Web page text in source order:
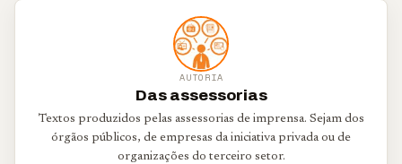
AUTORIA
Das assessorias
Textos produzidos pelas assessorias de imprensa. Sejam dos
órgãos públicos, de empresas da iniciativa privada ou de
organizações do terceiro setor.